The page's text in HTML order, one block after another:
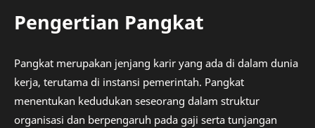
Pengertian Pangkat
Pangkat merupakan jenjang karir yang ada di dalam dunia
kerja, terutama di instansi pemerintah. Pangkat
menentukan kedudukan seseorang dalam struktur
organisasi dan berpengaruh pada gaji serta tunjangan